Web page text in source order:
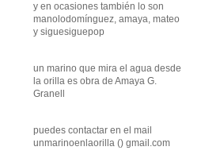
y en ocasiones también lo son
manolodomínguez, amaya, mateo
y siguesiguepop
un marino que mira el agua desde
la orilla es obra de Amaya G.
Granell
puedes contactar en el mail
unmarinoenlaorilla () gmail.com